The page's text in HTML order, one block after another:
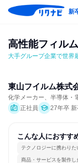
新
高性能フィル
大手グループ企業で世界
東山フイルム株式
化学メーカー、半導体・
正社員
27年卒 新
こんな人におすす
テクノロジーに携わりた
商品・サービスを製作し